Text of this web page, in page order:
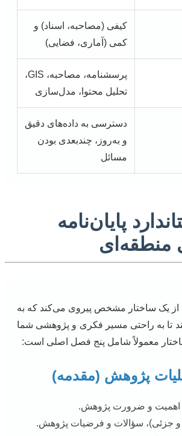
کیفی (مصاحبه، اسناد) و
کمی (آماری، فضایی)
پرسشنامه، مصاحبه، GIS،
تحلیل محتوا، مدل‌سازی
دسترسی به داده‌های دقیق
و به‌روز، چندبعدی بودن
مسائل
پایان‌نامه
منطقه‌ای
از یک ساختار مشخص پیروی می‌کند که به
تا به راحتی مسیر فکری و پژوهشی شما
ساختار معمولاً شامل پنج فصل اصلی است:
پژوهش (مقدمه)
اهمیت و ضرورت پژوهش.
و جزئی)، سؤالات و فرضیات پژوهش.